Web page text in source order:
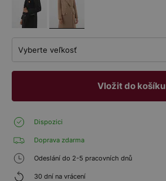
Vyberte veľkosť
Vložit do košíku
Dispozici
Doprava zdarma
Odeslání do 2-5 pracovních dnů
30 dní na vrácení